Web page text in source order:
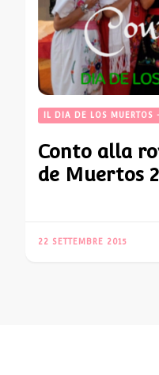
IL DIA DE LOS MUERTOS
Conto alla
de Muertos
22 SETTEMBRE 2015